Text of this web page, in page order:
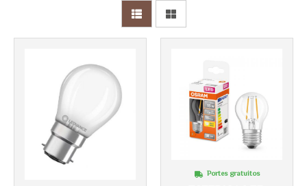
Portes gratuitos